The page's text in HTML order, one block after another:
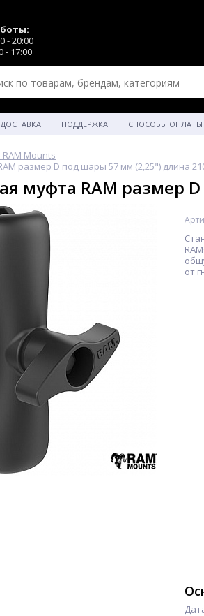
- 20:00
- 17:00
ДОСТАВКА ПОДДЕРЖКА СПОСОБЫ ОПЛАТЫ
Mounts
размер D под шары 57 мм (2,25") длина
муфта RAM размер
от